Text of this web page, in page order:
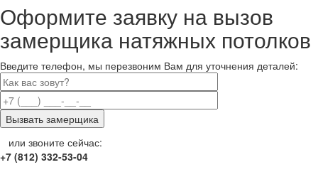
Оформите заявку на вызов
замерщика натяжных потолков
Введите телефон, мы перезвоним Вам для уточнения деталей:
или звоните сейчас:
+7 (812) 332-53-04